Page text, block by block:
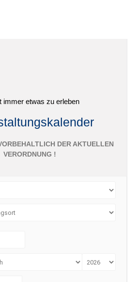
immer etwas zu erleben
DER AKTUELLEN
VERORDNUNG !